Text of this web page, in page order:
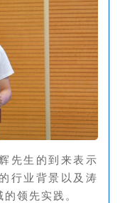
先生的到来表示
行业背景以及涛
领先实践。